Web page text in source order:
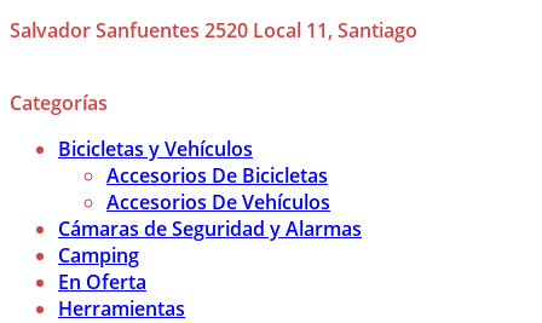
Salvador Sanfuentes 2520 Local 11, Santiago
Categorías
Bicicletas y Vehículos
Accesorios De Bicicletas
Accesorios De Vehículos
Cámaras de Seguridad y Alarmas
Camping
En Oferta
Herramientas